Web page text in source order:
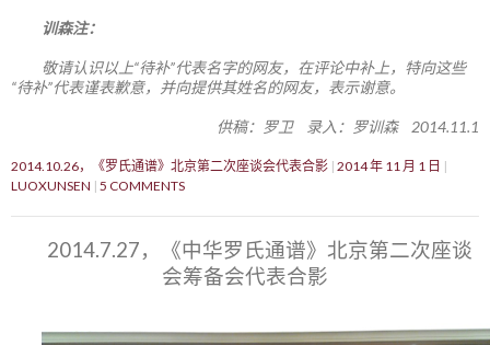
训森注：
敬请认识以上“待补”代表名字的网友，在评论中补上，特向这些
“待补”代表谨表歉意，并向提供其姓名的网友，表示谢意。
供稿：罗卫 录入：罗训森 2014.11.1
2014.10.26，《罗氏通谱》北京第二次座谈会代表合影 2014 年 11 月 1 日
LUOXUNSEN 5 COMMENTS
2014.7.27，《中华罗氏通谱》北京第二次座谈
会筹备会代表合影